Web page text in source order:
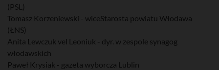
(PSL)
Tomasz Korzeniewski - wiceStarosta powiatu Włodawa
(ŁNS)
Anita Lewczuk vel Leoniuk - dyr. w zespole synagog
włodawskich
Paweł Krysiak - gazeta wyborcza Lublin